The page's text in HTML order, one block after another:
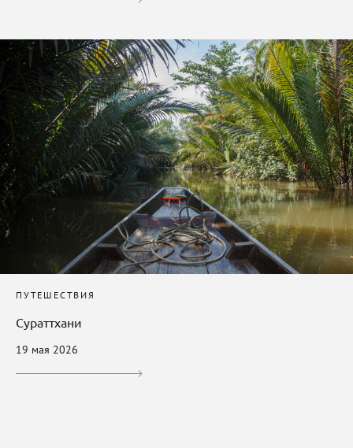
ПУТЕШЕСТВИЯ
Сураттхани
19 мая 2026